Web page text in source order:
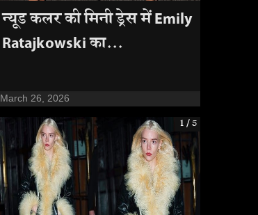
न्यूड कलर की मिनी ड्रेस में Emily
Ratajkowski का...
March 26, 2026
1 / 5